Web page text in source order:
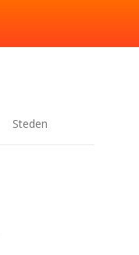
Steden